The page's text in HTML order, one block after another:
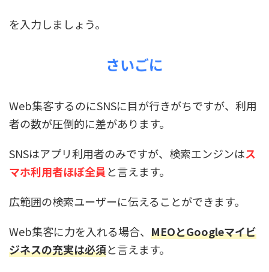
を入力しましょう。
さいごに
Web集客するのにSNSに目が行きがちですが、利用
者の数が圧倒的に差があります。
SNSはアプリ利用者のみですが、検索エンジンはス
マホ利用者ほぼ全員 と言えます。
広範囲の検索ユーザーに伝えることができます。
Web集客に力を入れる場合、 MEOとGoogleマイビ
ジネスの充実は必須と言えます。